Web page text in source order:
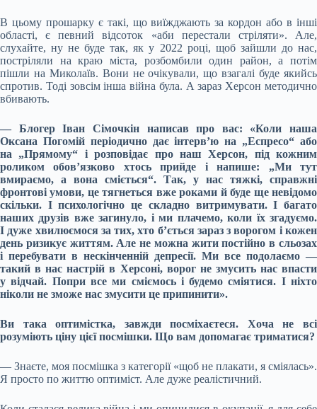
В цьому прошарку є такі, що виїжджають за кордон або в інші
області, є певний відсоток «аби перестали стріляти». Але,
слухайте, ну не буде так, як у 2022 році, щоб зайшли до нас,
постріляли на краю міста, розбомбили один район, а потім
пішли на Миколаїв. Вони не очікували, що взагалі буде якийсь
спротив. Тоді зовсім інша війна була. А зараз Херсон методично
вбивають.
— Блогер Іван Сімочкін написав про вас: «Коли наша
Оксана Погомій періодично дає інтерв’ю на „Еспресо“ або
на „Прямому“ і розповідає про наш Херсон, під кожним
роликом обов’язково хтось прийде і напише: „Ми тут
вмираємо, а вона сміється“. Так, у нас тяжкі, справжні
фронтові умови, це тягнеться вже роками й буде ще невідомо
скільки. І психологічно це складно витримувати. І багато
наших друзів вже загинуло, і ми плачемо, коли їх згадуємо.
І дуже хвилюємося за тих, хто б’ється зараз з ворогом і кожен
день ризикує життям. Але не можна жити постійно в сльозах
і перебувати в нескінченній депресії. Ми все подолаємо —
такий в нас настрій в Херсоні, ворог не змусить нас впасти
у відчай. Попри все ми сміємось і будемо сміятися. І ніхто
ніколи не зможе нас змусити це припинити».
Ви така оптимістка, завжди посміхаєтеся. Хоча не всі
розуміють ціну цієї посмішки. Що вам допомагає триматися?
— Знаєте, моя посмішка з категорії «щоб не плакати, я сміялась».
Я просто по життю оптиміст. Але дуже реалістичний.